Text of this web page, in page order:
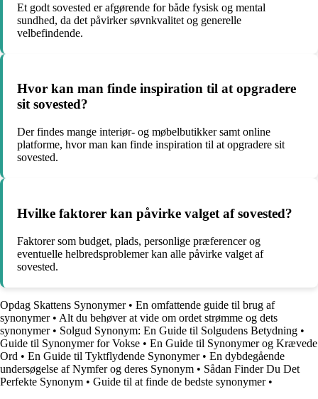
Et godt sovested er afgørende for både fysisk og mental
sundhed, da det påvirker søvnkvalitet og generelle
velbefindende.
Hvor kan man finde inspiration til at opgradere
sit sovested?
Der findes mange interiør- og møbelbutikker samt online
platforme, hvor man kan finde inspiration til at opgradere sit
sovested.
Hvilke faktorer kan påvirke valget af sovested?
Faktorer som budget, plads, personlige præferencer og
eventuelle helbredsproblemer kan alle påvirke valget af
sovested.
Opdag Skattens Synonymer• En omfattende guide til brug af
synonymer• Alt du behøver at vide om ordet strømme og dets
synonymer• Solgud Synonym: En Guide til Solgudens Betydning •
Guide til Synonymer for Vokse • En Guide til Synonymer og Krævede
Ord • En Guide til Tyktflydende Synonymer• En dybdegående
undersøgelse af Nymfer og deres Synonym • Sådan Finder Du Det
Perfekte Synonym • Guide til at finde de bedste synonymer•